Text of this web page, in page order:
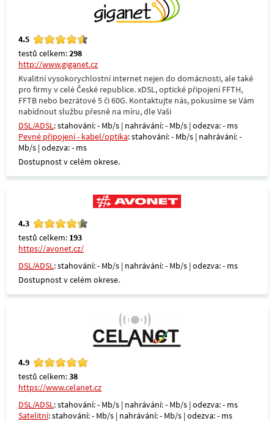
4.5
testů celkem:298
http://www.giganet.cz
Kvalitní vysokorychlostní internet nejen do domácnosti, ale také
pro firmy v celé České republice. xDSL, optické připojení FFTH,
FFTB nebo bezrátové 5 či 60G. Kontaktujte nás, pokusíme se Vám
nabídnout službu přesně na míru, dle Vaši
DSL/ADSL: stahování: - Mb/s | nahrávání: - Mb/s | odezva: - ms
Pevné připojení - kabel/optika: stahování: - Mb/s | nahrávání: -
Mb/s | odezva: - ms
Dostupnost v celém okrese.
4.3
testů celkem: 193
https://avonet.cz/
DSL/ADSL: stahování: - Mb/s | nahrávání: - Mb/s | odezva: - ms
Dostupnost v celém okrese.
4.9
testů celkem:38
https://www.celanet.cz
DSL/ADSL: stahování: - Mb/s | nahrávání: - Mb/s | odezva: - ms
Satelitní: stahování: - Mb/s | nahrávání: - Mb/s | odezva: - ms